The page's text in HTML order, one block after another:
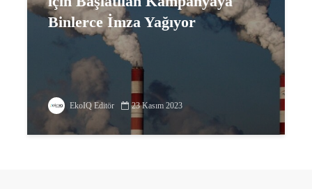
Binlerce İmza Yağıyor
EkoIQ Editör 23 Kasım 2023